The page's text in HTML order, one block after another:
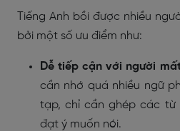
Tiếng Anh bồi được nhiều
bởi một số ưu điểm như:
Dễ tiếp cận với người
cần nhớ quá nhiều ngữ
tạp, chỉ cần ghép các từ
đạt ý muốn nói.